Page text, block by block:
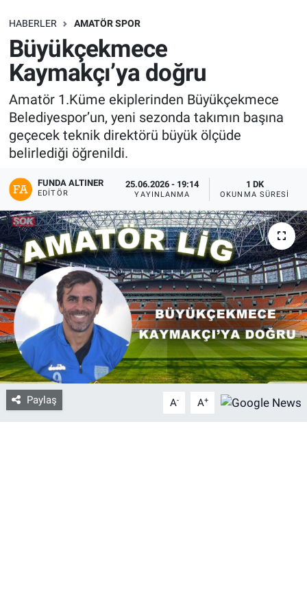
HABERLER AMATÖR SPOR
Büyükçekmece
Kaymakçı’ya doğru
Amatör 1.Küme ekiplerinden Büyükçekmece
Belediyespor’un, yeni sezonda takımın başına
geçecek teknik direktörü büyük ölçüde
belirlediği öğrenildi.
FUNDA ALTINER
EDITÖR
25.06.2026 - 19:14
YAYINLANMA
1 DK
OKUNMA SÜRESI
Paylaş A- A+
SAĞLIK
EKONOMİ
EĞİTİM
ÖZEL HABER
Keşfet
ASTROLOJİ
MANŞET
RESMİ İLANLAR
İLAN
Bize ulaşın
İletişim/Künye
Yaşam